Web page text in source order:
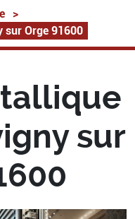
>
sur Orge 91600
sur